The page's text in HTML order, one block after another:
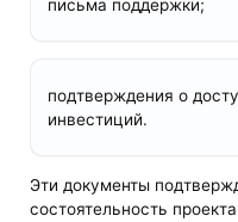
письма поддержки;
подтверждения о
инвестиций.
Эти документы
состоятельность